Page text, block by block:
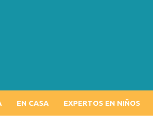
EN CASA EXPERTOS EN NIÑOS